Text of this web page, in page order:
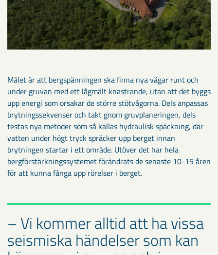
Målet är att bergspänningen ska finna nya vägar runt och
under gruvan med ett lågmält knastrande, utan att det byggs
upp energi som orsakar de större stötvågorna. Dels anpassas
brytningssekvenser och takt gnom gruvplaneringen, dels
testas nya metoder som så kallas hydraulisk späckning, där
vatten under högt tryck spräcker upp berget innan
brytningen startar i ett område. Utöver det har hela
bergförstärkningssystemet förändrats de senaste 10-15 åren
för att kunna fånga upp rörelser i berget.
– Vi kommer alltid att ha vissa
seismiska händelser som kan